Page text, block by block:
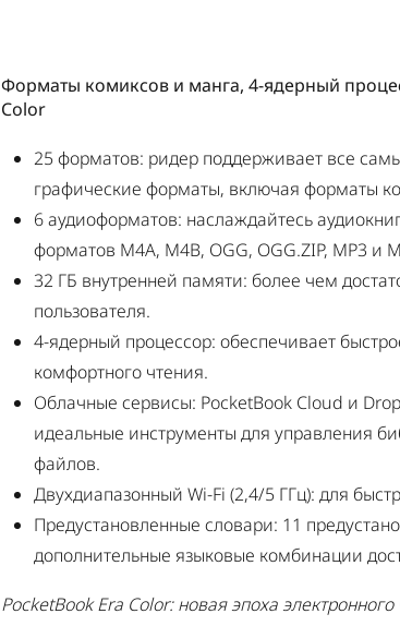
Форматы комиксов и манга, 4-ядерный
Color
25 форматов: ридер поддерживает все
графические форматы, включая форматы
6 аудиоформатов: наслаждайтесь
форматов M4A, M4B, OGG, OGG.ZIP, MP3 и
32 ГБ внутренней памяти: более чем
пользователя.
4-ядерный процессор: обеспечивает
комфортного чтения.
Облачные сервисы: PocketBook Cloud и
идеальные инструменты для управления
файлов.
Двухдиапазонный Wi-Fi (2,4/5 ГГц): для
Предустановленные словари: 11
дополнительные языковые комбинации
PocketBook Era Color: новая эпоха